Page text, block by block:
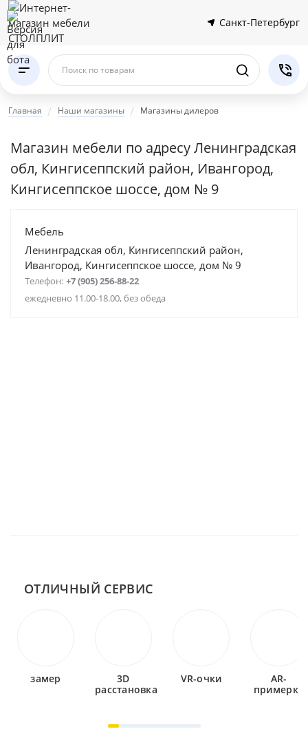
Санкт-Петербург
Поиск по товарам
Главная Наши магазины Магазины дилеров
Магазин мебели по адресу Ленинградская
обл, Кингисеппский район, Ивангород,
Кингисеппское шоссе, дом № 9
Мебель
Ленинградская обл, Кингисеппский район,
Ивангород, Кингисеппское шоссе, дом № 9
Телефон: +7 (905) 256-88-22
ежедневно 11.00-18.00, без обеда
ОТЛИЧНЫЙ СЕРВИС
замер
3D
расстановка
VR-очки
AR-
примерка